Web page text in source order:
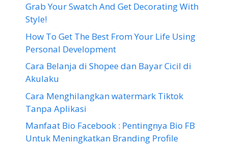
Grab Your Swatch And Get Decorating With
Style!
How To Get The Best From Your Life Using
Personal Development
Cara Belanja di Shopee dan Bayar Cicil di
Akulaku
Cara Menghilangkan watermark Tiktok
Tanpa Aplikasi
Manfaat Bio Facebook : Pentingnya Bio FB
Untuk Meningkatkan Branding Profile